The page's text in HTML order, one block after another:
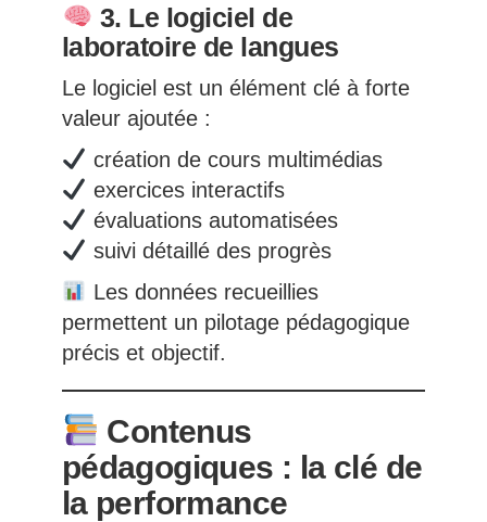
3. Le logiciel de
laboratoire de langues
Le logiciel est un élément clé à forte
valeur ajoutée :
création de cours multimédias
exercices interactifs
évaluations automatisées
suivi détaillé des progrès
Les données recueillies
permettent un pilotage pédagogique
précis et objectif.
Contenus
pédagogiques : la clé de
la performance